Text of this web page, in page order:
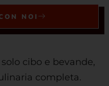
cibo e bevande,
completa.
NOI